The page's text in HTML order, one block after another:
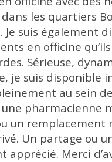
les quartiers
Je suis également
en officine
Sérieuse,
je suis
au sein
pharmacienne
un remplacement
Un partage ou
apprécié. Merci